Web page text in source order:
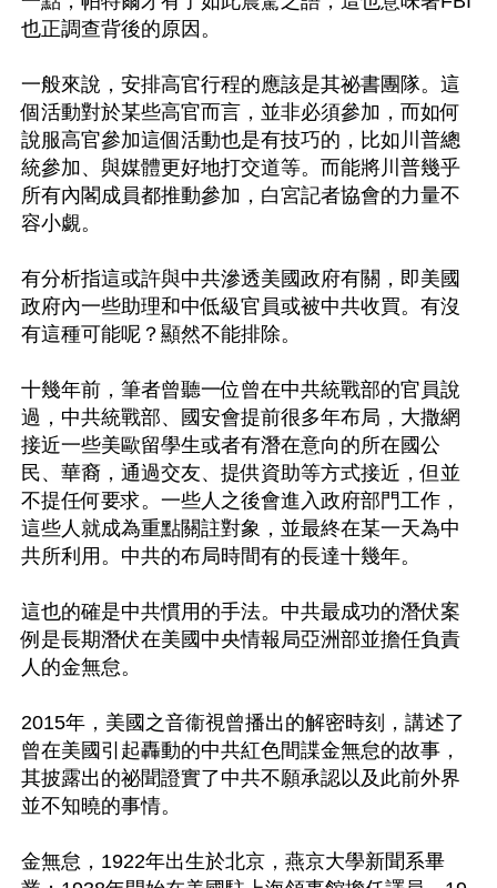
也正調查背後的原因。
一般來說，安排高官行程的應該是其祕書團隊。這
個活動對於某些高官而言，並非必須參加，而如何
說服高官參加這個活動也是有技巧的，比如川普總
統參加、與媒體更好地打交道等。而能將川普幾乎
所有內閣成員都推動參加，白宮記者協會的力量不
容小覷。
有分析指這或許與中共滲透美國政府有關，即美國
政府內一些助理和中低級官員或被中共收買。有沒
有這種可能呢？顯然不能排除。
十幾年前，筆者曾聽一位曾在中共統戰部的官員說
過，中共統戰部、國安會提前很多年布局，大撒網
接近一些美歐留學生或者有潛在意向的所在國公
民、華裔，通過交友、提供資助等方式接近，但並
不提任何要求。一些人之後會進入政府部門工作，
這些人就成為重點關註對象，並最終在某一天為中
共所利用。中共的布局時間有的長達十幾年。
這也的確是中共慣用的手法。中共最成功的潛伏案
例是長期潛伏在美國中央情報局亞洲部並擔任負責
人的金無怠。
2015年，美國之音衞視曾播出的解密時刻，講述了
曾在美國引起轟動的中共紅色間諜金無怠的故事，
其披露出的祕聞證實了中共不願承認以及此前外界
並不知曉的事情。
金無怠，1922年出生於北京，燕京大學新聞系畢